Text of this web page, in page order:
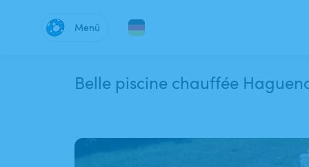
Menü
Belle piscine chauffée